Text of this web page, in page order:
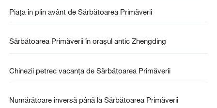
Piața în plin avânt de Sărbătoarea Primăverii
Sărbătoarea Primăverii în orașul antic Zhengding
Chinezii petrec vacanța de Sărbătoarea Primăverii
Numărătoare inversă până la Sărbătoarea Primăverii